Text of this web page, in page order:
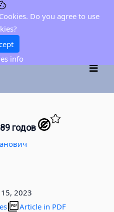
годов
15, 2023
Article in PDF
Do you agree to use
info